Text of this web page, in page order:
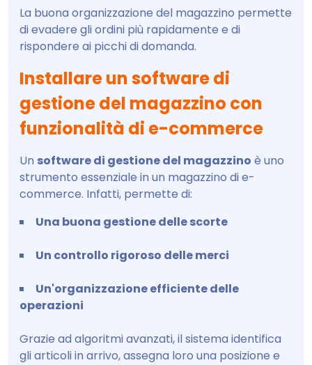
La buona organizzazione del magazzino permette
di evadere gli ordini più rapidamente e di
rispondere ai picchi di domanda.
Installare un software di
gestione del magazzino con
funzionalità di e-commerce
Un software di gestione del magazzino è uno
strumento essenziale in un magazzino di e-
commerce. Infatti, permette di:
Una buona gestione delle scorte
Un controllo rigoroso delle merci
Un'organizzazione efficiente delle
operazioni
Grazie ad algoritmi avanzati, il sistema identifica
gli articoli in arrivo, assegna loro una posizione e